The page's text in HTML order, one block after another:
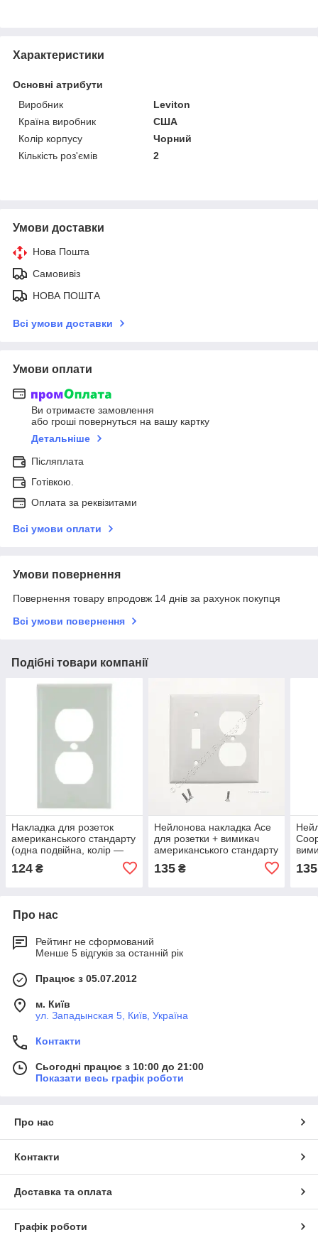
Характеристики
Основні атрибути
Виробник
Leviton
Країна виробник
США
Колір корпусу
Чорний
Кількість роз'ємів
2
Умови доставки
Нова Пошта
Самовивіз
НОВА ПОШТА
Всі умови доставки
Умови оплати
Ви отримаєте замовлення
або гроші повернуться на вашу картку
Детальніше
Післяплата
Готівкою.
Оплата за реквізитами
Всі умови оплати
Умови повернення
Повернення товару впродовж 14 днів за рахунок покупця
Всі умови повернення
Подібні товари компанії
Накладка для розеток
американського стандарту
(одна подвійна, колір —
124 ₴
Нейлонова накладка Ace
для розетки + вимикач
американського стандарту
135₴ 135
Про нас
Рейтинг не сформований
Менше 5 відгуків за останній рік
Працює з 05.07.2012
м. Київ
ул. Западынская 5, Київ, Україна
Контакти
Сьогодні працює з 10:00 до 21:00
Показати весь графік роботи
Про нас
Контакти
Доставка та оплата
Графік роботи